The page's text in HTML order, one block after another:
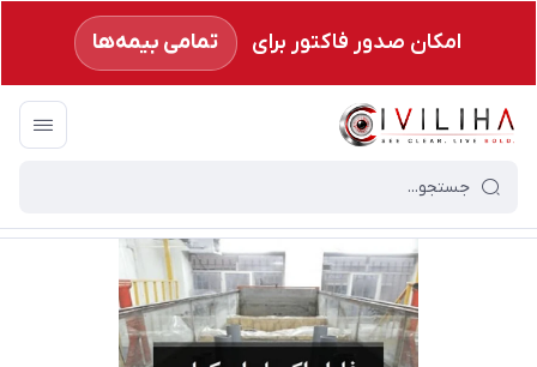
امکان صدور فاکتور برای تمامی بیمه‌ها